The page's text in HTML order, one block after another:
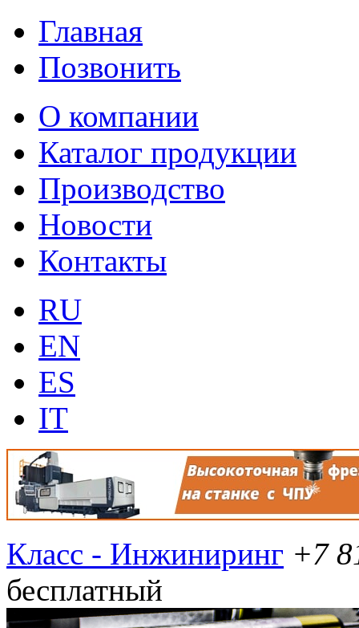
Главная
Позвонить
О компании
Каталог продукции
Производство
Новости
Контакты
RU
EN
ES
IT
Класс - Инжиниринг +7
бесплатный